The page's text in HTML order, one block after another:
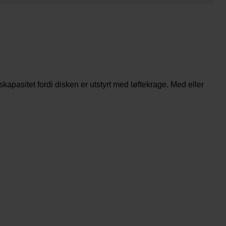
fordi disken er utstyrt med løftekrage. Med eller